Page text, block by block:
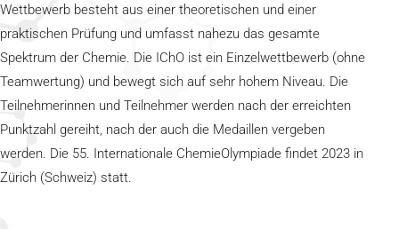
Wettbewerb besteht aus einer theoretischen und einer
praktischen Prüfung und umfasst nahezu das gesamte
Spektrum der Chemie. Die IChO ist ein Einzelwettbewerb (ohne
Teamwertung) und bewegt sich auf sehr hohem Niveau. Die
Teilnehmerinnen und Teilnehmer werden nach der erreichten
Punktzahl gereiht, nach der auch die Medaillen vergeben
werden. Die 55. Internationale ChemieOlympiade findet 2023 in
Zürich (Schweiz) statt.